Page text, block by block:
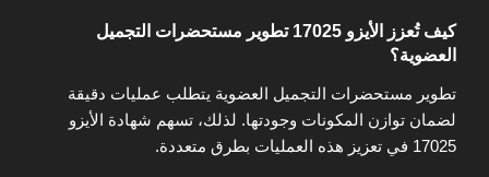
كيف تُعزز الأيزو 17025 تطوير مستحضرات التجميل
العضوية؟
تطوير مستحضرات التجميل العضوية يتطلب عمليات دقيقة
لضمان توازن المكونات وجودتها. لذلك، تسهم شهادة الأيزو
17025 في تعزيز هذه العمليات بطرق متعددة.